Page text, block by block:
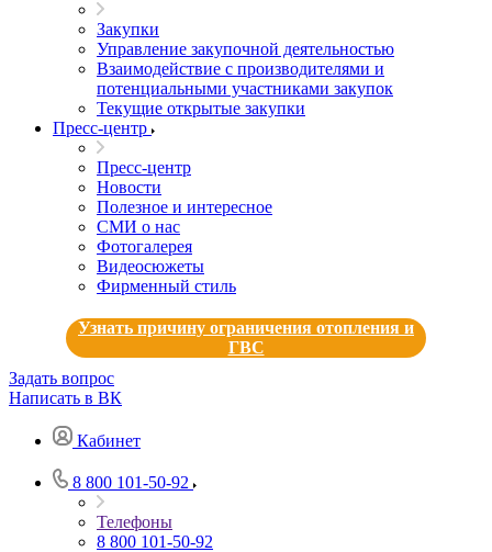
Закупки
Управление закупочной деятельностью
Взаимодействие с производителями и
потенциальными участниками закупок
Текущие открытые закупки
Пресс-центр
Пресс-центр
Новости
Полезное и интересное
СМИ о нас
Фотогалерея
Видеосюжеты
Фирменный стиль
Узнать причину ограничения отопления и
ГВС
Задать вопрос
Написать в ВК
Кабинет
8 800 101-50-92
Телефоны
8 800 101-50-92